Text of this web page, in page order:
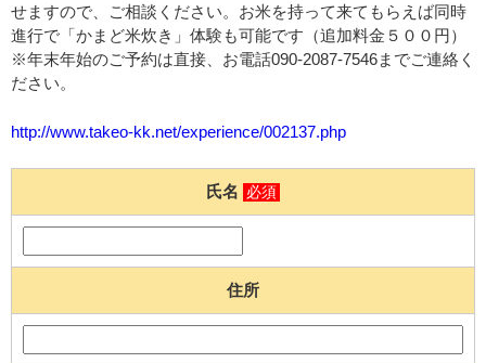
せますので、ご相談ください。お米を持って来てもらえば同時
進行で「かまど米炊き」体験も可能です（追加料金５００円）
※年末年始のご予約は直接、お電話090-2087-7546までご連絡く
ださい。
http://www.takeo-kk.net/experience/002137.php
氏名 必須
住所